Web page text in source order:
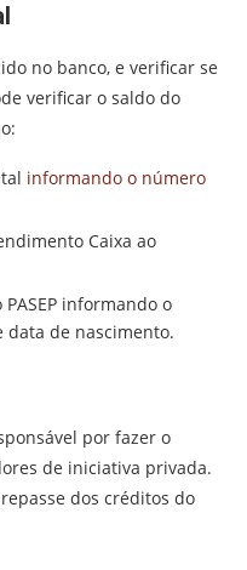
no banco, e verificar se
verificar o saldo do
informando o número
Caixa ao
PASEP informando o
data de nascimento.
por fazer o
de iniciativa privada.
dos créditos do